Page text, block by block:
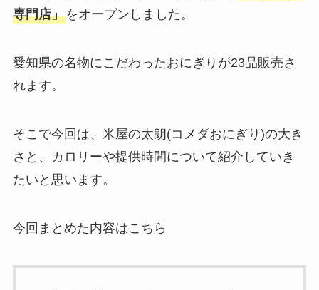
専門店」をオープンしました。
愛知県の名物にこだわったおにぎりが23品販売さ
れます。
そこで今回は、米屋の太朗(コメダおにぎり)の大き
さと、カロリーや提供時間について紹介していき
たいと思います。
今回まとめた内容はこちら